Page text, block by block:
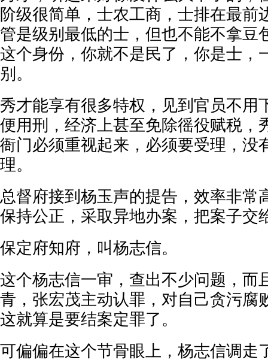
阶级很简单，士农工商，士排在最前
管是级别最低的士，但也不能不拿豆
这个身份，你就不是民了，你是士，
别。
秀才能享有很多特权，见到官员不用
便用刑，经济上甚至免除徭役赋税，
衙门必须重视起来，必须要受理，没
理。
总督府接到杨玉声的提告，效率非常
保持公正，采取异地办案，把案子交
保定府知府，叫杨志信。
这个杨志信一审，查出不少问题，而
青，张宏茂主动认罪，对自己贪污腐
这就算是要结案定罪了。
可偏偏在这个节骨眼上，杨志信调走